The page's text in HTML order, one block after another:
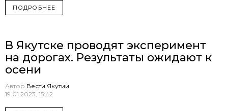
ПОДРОБНЕЕ
В Якутске проводят эксперимент
на дорогах. Результаты ожидают к
осени
Автор Вести Якутии
19.01.2023, 15:42